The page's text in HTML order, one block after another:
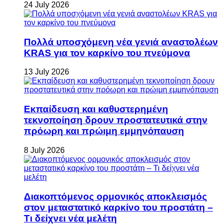
24 July 2026
Πολλά υποσχόμενη νέα γενιά αναστολέων
KRAS για τον καρκίνο του πνεύμονα
13 July 2026
Εκπαίδευση και καθυστερημένη
τεκνοποίηση δρουν προστατευτικά στην
πρόωρη και πρώιμη εμμηνόπαυση
8 July 2026
Διακοπτόμενος ορμονικός αποκλεισμός
στον μεταστατικό καρκίνο του προστάτη –
Τι δείχνει νέα μελέτη